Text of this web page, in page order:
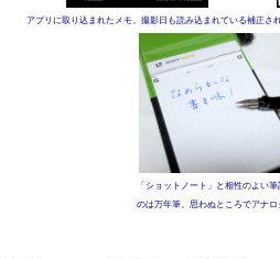
アプリに取り込まれたメモ。撮影日も読み込まれている補正さ
「ショットノート」と相性のよい
のは万年筆。思わぬところでアナロ